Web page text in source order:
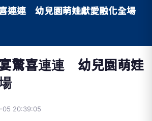
連連 幼兒園萌娃獻愛融化全場
驚喜連連 幼兒園萌娃
20:39:05